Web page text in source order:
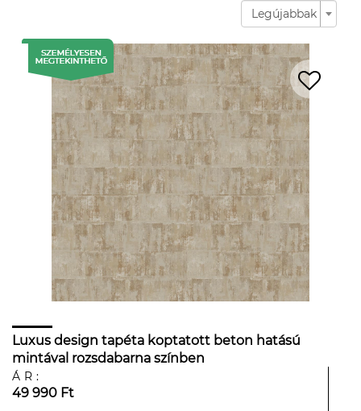
Legújabbak
Luxus design tapéta koptatott beton hatású
mintával rozsdabarna színben
ÁR:
49 990 Ft